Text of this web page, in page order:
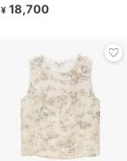
”Frederic Bruly Boua
¥ 18,700